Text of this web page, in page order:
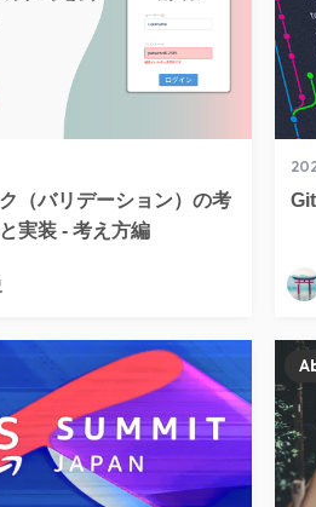
（バリデーション）の考
実装 - 考え方編